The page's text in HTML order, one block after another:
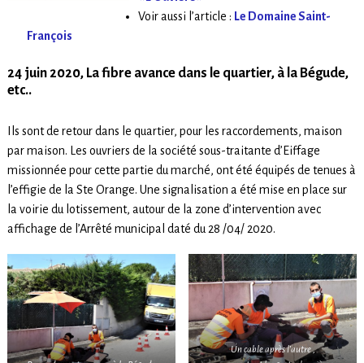
Voir aussi l’article : Le Domaine Saint-
François
24 juin 2020, La fibre avance dans le quartier, à la Bégude,
etc..
Ils sont de retour dans le quartier, pour les raccordements, maison
par maison. Les ouvriers de la société sous-traitante d’Eiffage
missionnée pour cette partie du marché, ont été équipés de tenues à
l’effigie de la Ste Orange. Une signalisation a été mise en place sur
la voirie du lotissement, autour de la zone d’intervention avec
affichage de l’Arrêté municipal daté du 28 /04/ 2020.
Un cable après l’autre ,